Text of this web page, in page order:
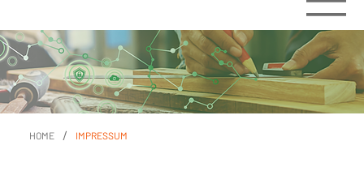
HOME / IMPRESSUM